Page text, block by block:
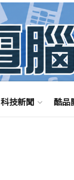
科技新聞 酷品